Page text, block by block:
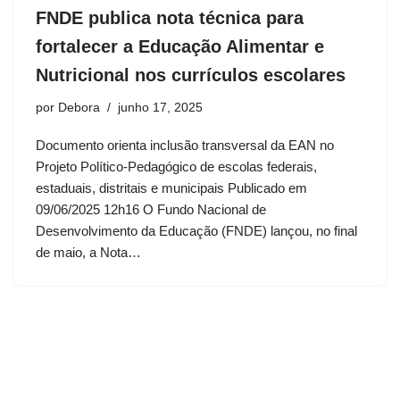
FNDE publica nota técnica para
fortalecer a Educação Alimentar e
Nutricional nos currículos escolares
por Debora junho 17, 2025
Documento orienta inclusão transversal da EAN no
Projeto Político-Pedagógico de escolas federais,
estaduais, distritais e municipais Publicado em
09/06/2025 12h16 O Fundo Nacional de
Desenvolvimento da Educação (FNDE) lançou, no final
de maio, a Nota…